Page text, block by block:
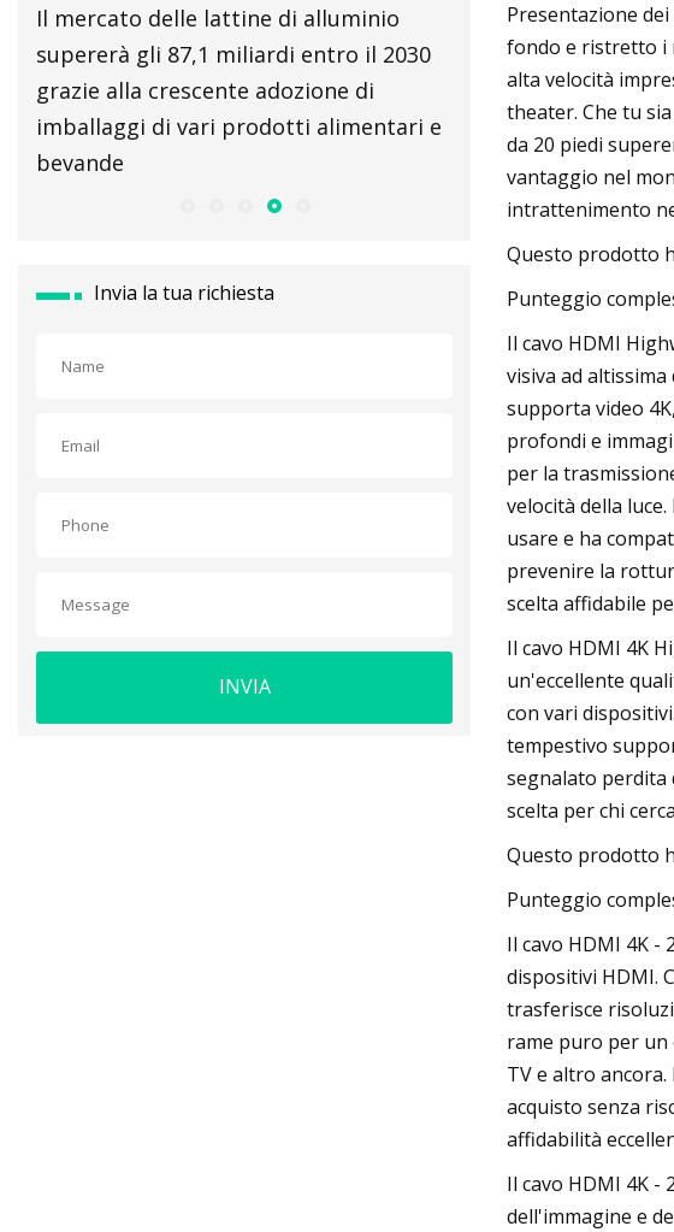
delle lattine di alluminio
gli 87,1 miliardi entro il 2030
alla crescente adozione di
di vari prodotti alimentari e
Amcor, team di produttori di
riciclaggio avanzato degli
plastica
Invia la tua richiesta
INVIA
Presentazione
fondo e ristretto i
alta velocità
theater. Che tu
da 20 piedi
vantaggio nel
intrattenimento
Questo prodotto
Punteggio
Il cavo HDMI
visiva ad
supporta video
profondi e
per la
velocità della
usare e ha
prevenire la
scelta affidabile
Il cavo HDMI 4K
un'eccellente
con vari
tempestivo
segnalato perdita
scelta per chi
Questo prodotto
Punteggio
Il cavo HDMI 4K
dispositivi HDMI.
trasferisce
rame puro per un
TV e altro
acquisto senza
affidabilità
Il cavo HDMI 4K -
dell'immagine e